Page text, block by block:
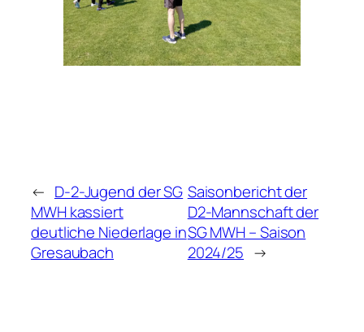
← D-2-Jugend der SG
MWH kassiert
deutliche Niederlage in
Gresaubach
Saisonbericht der
D2-Mannschaft der
SG MWH – Saison
2024/25 →